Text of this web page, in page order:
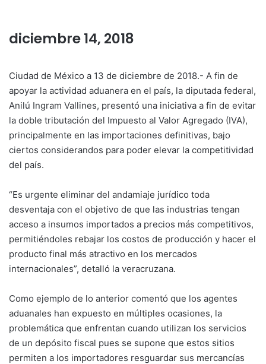
diciembre 14, 2018
Ciudad de México a 13 de diciembre de 2018.- A fin de
apoyar la actividad aduanera en el país, la diputada federal,
Anilú Ingram Vallines, presentó una iniciativa a fin de evitar
la doble tributación del Impuesto al Valor Agregado (IVA),
principalmente en las importaciones definitivas, bajo
ciertos considerandos para poder elevar la competitividad
del país.
“Es urgente eliminar del andamiaje jurídico toda
desventaja con el objetivo de que las industrias tengan
acceso a insumos importados a precios más competitivos,
permitiéndoles rebajar los costos de producción y hacer el
producto final más atractivo en los mercados
internacionales”, detalló la veracruzana.
Como ejemplo de lo anterior comentó que los agentes
aduanales han expuesto en múltiples ocasiones, la
problemática que enfrentan cuando utilizan los servicios
de un depósito fiscal pues se supone que estos sitios
permiten a los importadores resguardar sus mercancías